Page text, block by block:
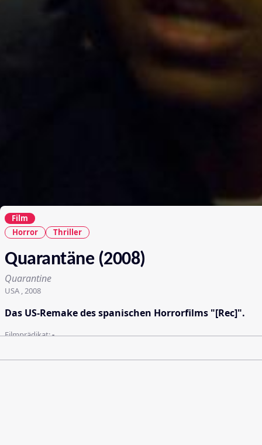
Film
Horror
Thriller
Quarantäne (2008)
Quarantine
USA , 2008
Das US-Remake des spanischen Horrorfilms "[Rec]".
Filmprädikat:-